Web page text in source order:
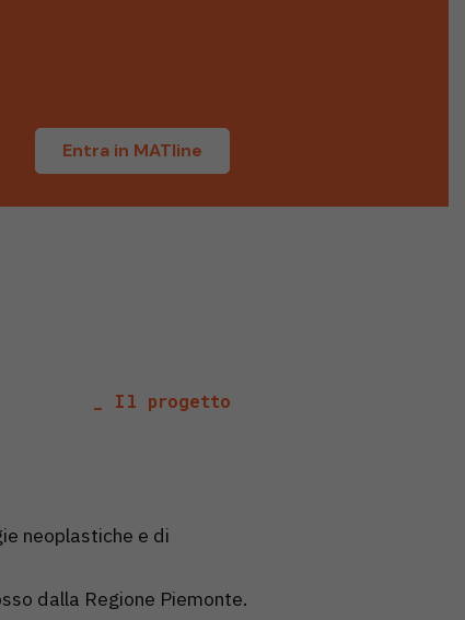
Entra in MATline
_ Il progetto
neoplastiche e di
dalla Regione Piemonte.